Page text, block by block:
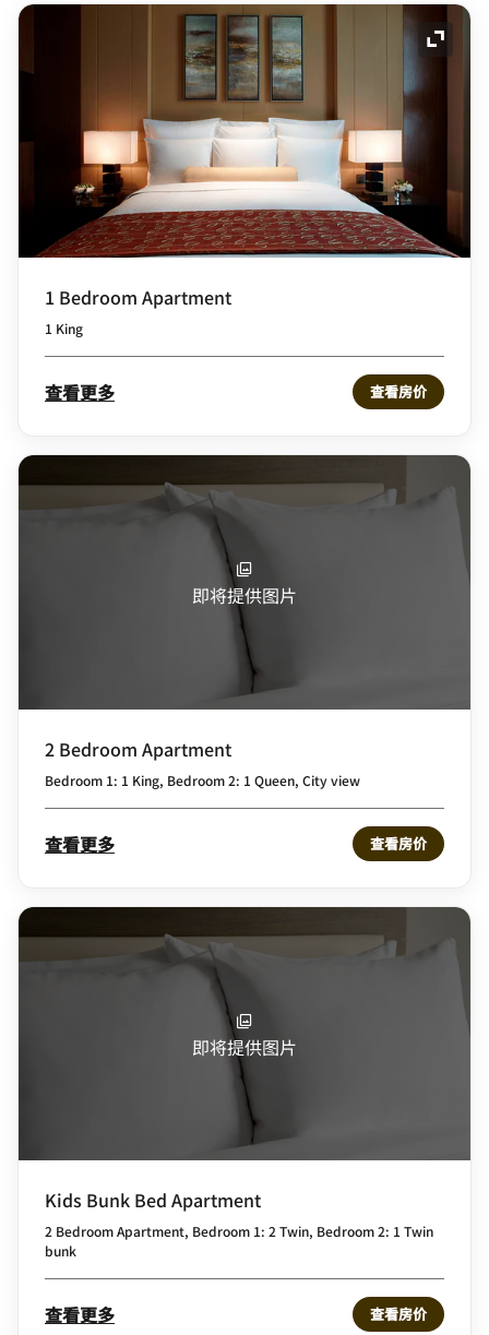
展开
1 Bedroom Apartment
1 King
查看更多 查看房价
即将提供图片
2 Bedroom Apartment
Bedroom 1: 1 King, Bedroom 2: 1 Queen, City view
查看更多 查看房价
即将提供图片
Kids Bunk Bed Apartment
2 Bedroom Apartment, Bedroom 1: 2 Twin, Bedroom 2: 1 Twin
bunk
查看更多 查看房价